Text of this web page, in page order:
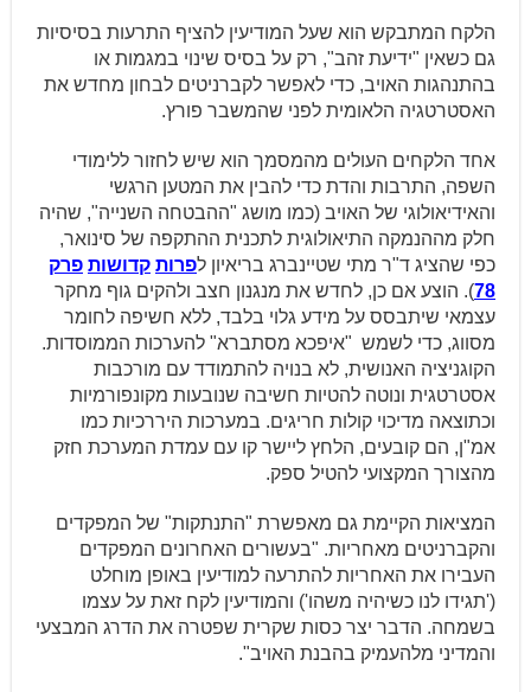
הלקח המתבקש הוא שעל המודיעין להציף התרעות בסיסיות
גם כשאין "ידיעת זהב", רק על בסיס שינוי במגמות או
בהתנהגות האויב, כדי לאפשר לקברניטים לבחון מחדש את
האסטרטגיה הלאומית לפני שהמשבר פורץ.
אחד הלקחים העולים מהמסמך הוא שיש לחזור ללימודי
השפה, התרבות והדת כדי להבין את המטען הרגשי
והאידיאולוגי של האויב (כמו מושג "ההבטחה השנייה", שהיה
חלק מההנמקה התיאולוגית לתכנית ההתקפה של סינואר,
כפי שהציג ד"ר מתי שטיינברג בריאיון לפרות קדושות פרק
78). הוצע אם כן, לחדש את מנגנון חצב ולהקים גוף מחקר
עצמאי שיתבסס על מידע גלוי בלבד, ללא חשיפה לחומר
מסווג, כדי לשמש "איפכא מסתברא" להערכות הממוסדות.
הקוגניציה האנושית, לא בנויה להתמודד עם מורכבות
אסטרטגית ונוטה להטיות חשיבה שנובעות מקונפורמיות
וכתוצאה מדיכוי קולות חריגים. במערכות היררכיות כמו
אמ"ן, הם קובעים, הלחץ ליישר קו עם עמדת המערכת חזק
מהצורך המקצועי להטיל ספק.
המציאות הקיימת גם מאפשרת "התנתקות" של המפקדים
והקברניטים מאחריות. "בעשורים האחרונים המפקדים
העבירו את האחריות להתרעה למודיעין באופן מוחלט
('תגידו לנו כשיהיה משהו') והמודיעין לקח זאת על עצמו
בשמחה. הדבר יצר כסות שקרית שפטרה את הדרג המבצעי
והמדיני מלהעמיק בהבנת האויב".